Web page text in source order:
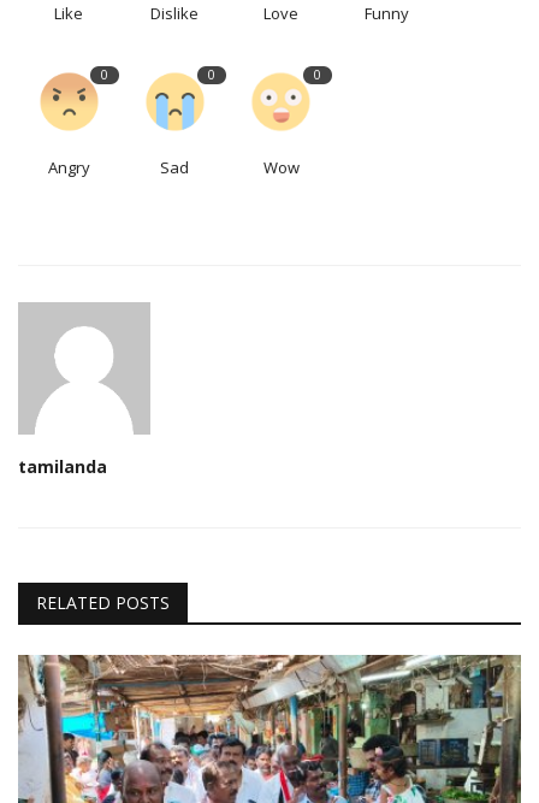
Like Dislike Love Funny
0
Angry
0
Sad
0
Wow
tamilanda
RELATED POSTS